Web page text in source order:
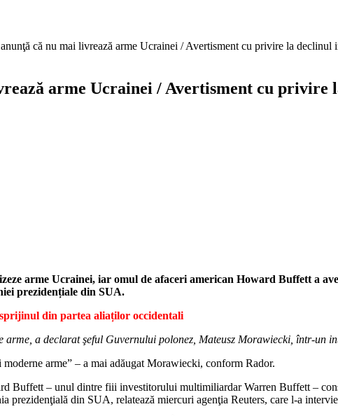
că nu mai livrează arme Ucrainei / Avertisment cu privire la declinul
arme Ucrainei / Avertisment cu privire
arme Ucrainei, iar omul de afaceri american Howard Buffett a
prezidențiale din SUA.
din partea aliaților occidentali
a declarat şeful Guvernului polonez, Mateusz Morawiecki, într-un
arme” – a mai adăugat Morawiecki, conform Rador.
Buffett – unul dintre fiii investitorului multimiliardar Warren Buffett –
prezidenţială din SUA, relatează miercuri agenţia Reuters, care l-a